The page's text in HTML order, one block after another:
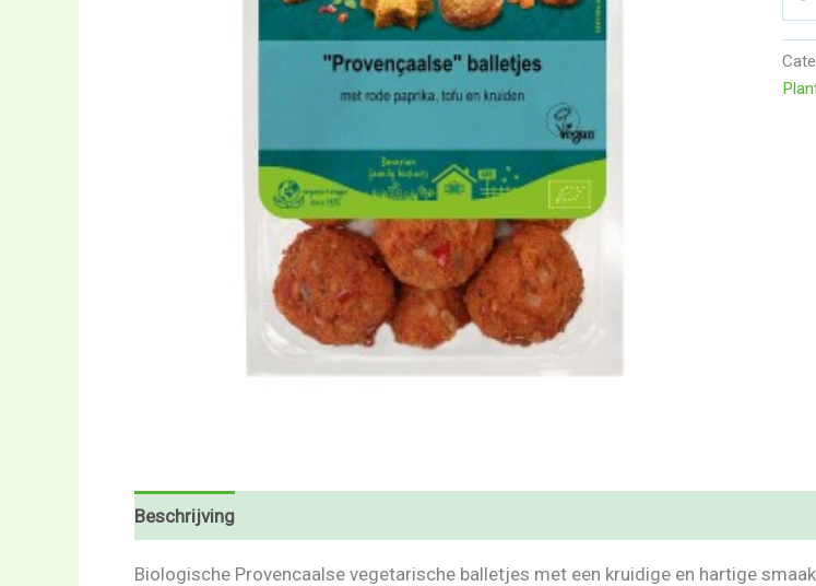
Beschrijving
Biologische Provencaalse vegetarische balletjes met een kruidige en hartige